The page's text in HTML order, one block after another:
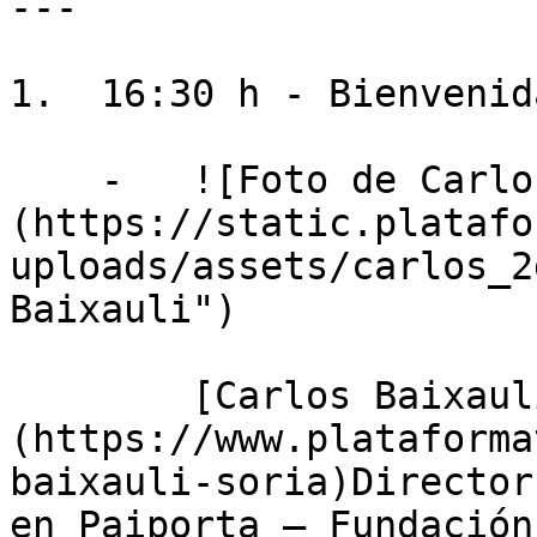
1.  16:30 h -
(https://
uploads/assets/
Baixauli")
(https://
baixauli-soria)Director
en Paiporta — Fundación